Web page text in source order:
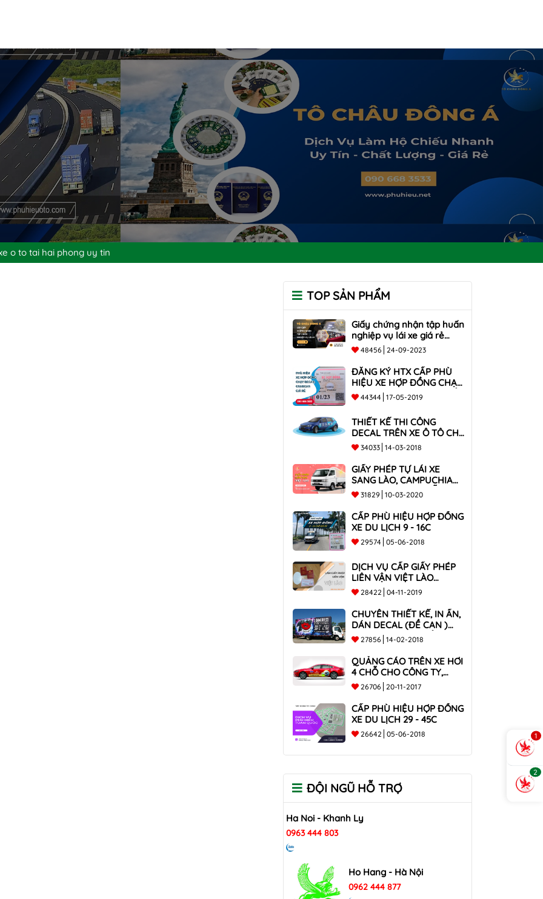
o to tai hai phong uy tin
TOP SẢN PHẨM
Giấy chứng nhận tập huấn
nghiệp vụ lái xe giá rẻ
toàn quốc
48456 24-09-2023
ĐĂNG KÝ HTX CẤP PHÙ
HIỆU XE HỢP ĐỒNG CHẠY
BECAR, GRABCAR GIÁ RẺ
NHẤT
44344 17-05-2019
THIẾT KẾ THI CÔNG
DECAL TRÊN XE Ô TÔ CHO
CÔNG TY
34033 14-03-2018
GIẤY PHÉP TỰ LÁI XE
SANG LÀO, CAMPUCHIA
CHO XE DƯỚI 9 CHỖ VÀ
XE BÁN TẢI
31829 10-03-2020
CẤP PHÙ HIỆU HỢP ĐỒNG
XE DU LỊCH 9 - 16C
29574 05-06-2018
DỊCH VỤ CẤP GIẤY PHÉP
LIÊN VẬN VIỆT LÀO
NHANH CHÓNG , UY TÍN
TOÀN QUỐC
28422 04-11-2019
CHUYÊN THIẾT KẾ, IN ẤN,
DÁN DECAL (ĐỀ CAN )
TRÊN THÙNG XE TẢI CHO
CÔNG TY
27856 14-02-2018
QUẢNG CÁO TRÊN XE HƠI
4 CHỖ CHO CÔNG TY,
DOANH NGHIỆP
26706 20-11-2017
CẤP PHÙ HIỆU HỢP ĐỒNG
XE DU LỊCH 29 - 45C
26642 05-06-2018
ĐỘI NGŨ HỖ TRỢ
Ha Noi - Khanh Ly
0963 444 803
Ho Hang - Hà Nội
0962 444 877
1
2